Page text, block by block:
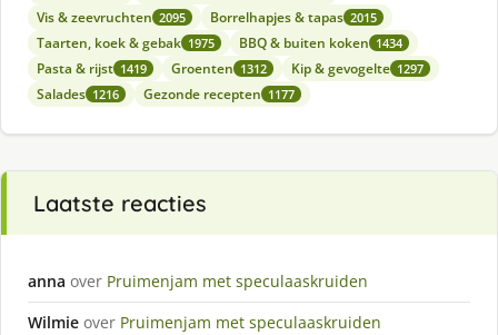
Vis & zeevruchten 2095 Borrelhapjes & tapas 2015
Taarten, koek & gebak 1975 BBQ & buiten koken 1434
Pasta & rijst 1419 Groenten 1312 Kip & gevogelte 1297
Salades 1216 Gezonde recepten 1177
Laatste reacties
anna over Pruimenjam met speculaaskruiden
Wilmie over Pruimenjam met speculaaskruiden